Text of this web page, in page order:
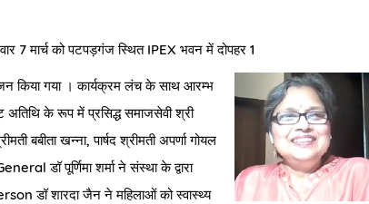
7मार्च को पटपड़गंज स्थितIPEX भवन में दोपहर 1
किया गया । कार्यक्रम लंच के साथ आरम्भ
के रूप में प्रसिद्ध समाजसेवी श्री
बबीता खन्ना, पार्षद श्रीमती अपर्णा गोयल
डॉ पूर्णिमा शर्मा ने संस्था के द्वारा
डॉ शारदा जैन ने महिलाओं को स्वास्थ्य